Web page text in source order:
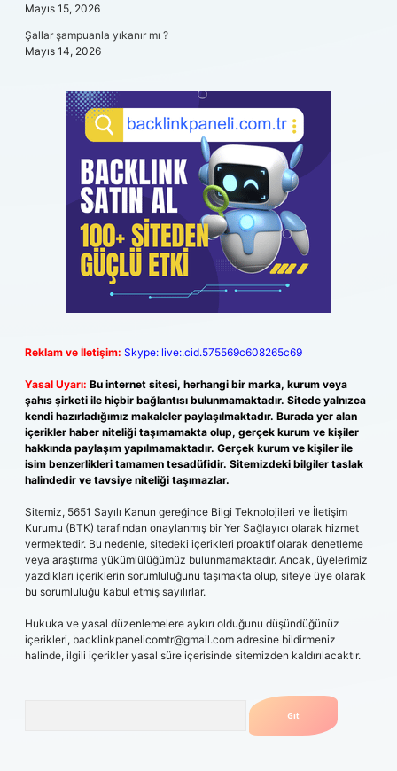
Mayıs 15, 2026
Şallar şampuanla yıkanır mı ?
Mayıs 14, 2026
Reklam ve İletişim: Skype: live:.cid.575569c608265c69
Yasal Uyarı: Bu internet sitesi, herhangi bir marka, kurum veya
şahıs şirketi ile hiçbir bağlantısı bulunmamaktadır. Sitede yalnızca
kendi hazırladığımız makaleler paylaşılmaktadır. Burada yer alan
içerikler haber niteliği taşımamakta olup, gerçek kurum ve kişiler
hakkında paylaşım yapılmamaktadır. Gerçek kurum ve kişiler ile
isim benzerlikleri tamamen tesadüfidir. Sitemizdeki bilgiler taslak
halindedir ve tavsiye niteliği taşımazlar.
Sitemiz, 5651 Sayılı Kanun gereğince Bilgi Teknolojileri ve İletişim
Kurumu (BTK) tarafından onaylanmış bir Yer Sağlayıcı olarak hizmet
vermektedir. Bu nedenle, sitedeki içerikleri proaktif olarak denetleme
veya araştırma yükümlülüğümüz bulunmamaktadır. Ancak, üyelerimiz
yazdıkları içeriklerin sorumluluğunu taşımakta olup, siteye üye olarak
bu sorumluluğu kabul etmiş sayılırlar.
Hukuka ve yasal düzenlemelere aykırı olduğunu düşündüğünüz
içerikleri, backlinkpanelicomtr@gmail.com adresine bildirmeniz
halinde, ilgili içerikler yasal süre içerisinde sitemizden kaldırılacaktır.